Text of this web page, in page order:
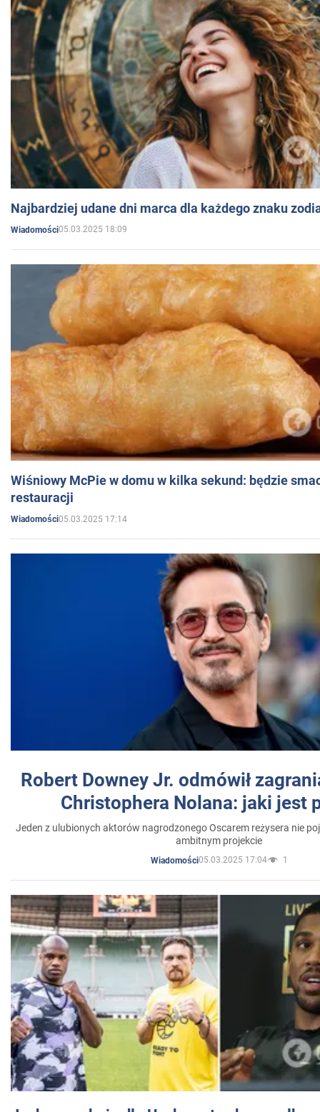
Najbardziej udane dni marca dla każdego znaku
Wiadomości05.03.2025 18:09
Wiśniowy McPie w domu w kilka sekund: będzie
restauracji
Wiadomości05.03.2025 17:14
Robert Downey Jr. odmówił
Christophera Nolana: jaki jest
Jeden z ulubionych aktorów nagrodzonego Oscarem reżysera nie
ambitnym projekcie
Wiadomości05.03.2025 17:04 1